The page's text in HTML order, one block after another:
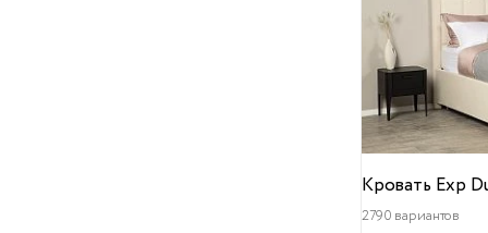
Кровать Exp
2790 вариантов